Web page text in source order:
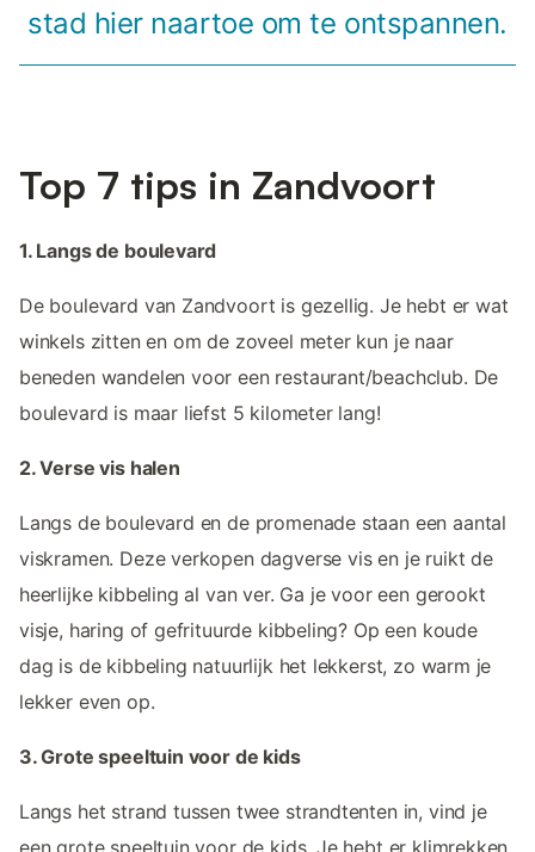
stad hier naartoe om te ontspannen.
Top 7 tips in Zandvoort
1. Langs de boulevard
De boulevard van Zandvoort is gezellig. Je hebt er wat
winkels zitten en om de zoveel meter kun je naar
beneden wandelen voor een restaurant/beachclub. De
boulevard is maar liefst 5 kilometer lang!
2. Verse vis halen
Langs de boulevard en de promenade staan een aantal
viskramen. Deze verkopen dagverse vis en je ruikt de
heerlijke kibbeling al van ver. Ga je voor een gerookt
visje, haring of gefrituurde kibbeling? Op een koude
dag is de kibbeling natuurlijk het lekkerst, zo warm je
lekker even op.
3. Grote speeltuin voor de kids
Langs het strand tussen twee strandtenten in, vind je
een grote speeltuin voor de kids. Je hebt er klimrekken